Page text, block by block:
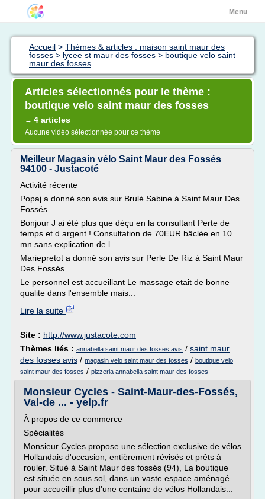
Menu
Accueil > Thèmes & articles : maison saint maur des
fosses > lycee st maur des fosses > boutique velo saint
maur des fosses
Articles sélectionnés pour le thème :
boutique velo saint maur des fosses
→ 4 articles
Aucune vidéo sélectionnée pour ce thème
Meilleur Magasin vélo Saint Maur des Fossés
94100 - Justacoté
Activité récente
Popaj a donné son avis sur Brulé Sabine à Saint Maur Des
Fossés
Bonjour J ai été plus que déçu en la consultant Perte de
temps et d argent ! Consultation de 70EUR bâclée en 10
mn sans explication de l...
Mariepretot a donné son avis sur Perle De Riz à Saint Maur
Des Fossés
Le personnel est accueillant Le massage etait de bonne
qualite dans l'ensemble mais...
Lire la suite
Site : http://www.justacote.com
Thèmes liés : annabella saint maur des fosses avis / saint maur
des fosses avis / magasin velo saint maur des fosses / boutique velo
saint maur des fosses / pizzeria annabella saint maur des fosses
Monsieur Cycles - Saint-Maur-des-Fossés,
Val-de ... - yelp.fr
À propos de ce commerce
Spécialités
Monsieur Cycles propose une sélection exclusive de vélos
Hollandais d'occasion, entièrement révisés et prêts à
rouler. Situé à Saint Maur des fossés (94), La boutique
est située en sous sol, dans un vaste espace aménagé
pour accueillir plus d'une centaine de vélos Hollandais...